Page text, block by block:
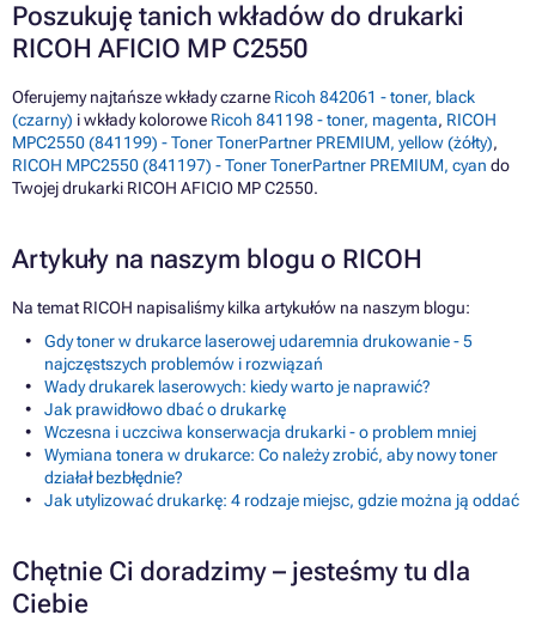
Poszukuję tanich wkładów do drukarki
RICOH AFICIO MP C2550
Oferujemy najtańsze wkłady czarne Ricoh 842061 - toner, black
(czarny) i wkłady kolorowe Ricoh 841198 - toner, magenta, RICOH
MPC2550 (841199) - Toner TonerPartner PREMIUM, yellow (żółty),
RICOH MPC2550 (841197) - Toner TonerPartner PREMIUM, cyan do
Twojej drukarki RICOH AFICIO MP C2550.
Artykuły na naszym blogu o RICOH
Na temat RICOH napisaliśmy kilka artykułów na naszym blogu:
Gdy toner w drukarce laserowej udaremnia drukowanie - 5
najczęstszych problemów i rozwiązań
Wady drukarek laserowych: kiedy warto je naprawić?
Jak prawidłowo dbać o drukarkę
Wczesna i uczciwa konserwacja drukarki - o problem mniej
Wymiana tonera w drukarce: Co należy zrobić, aby nowy toner
działał bezbłędnie?
Jak utylizować drukarkę: 4 rodzaje miejsc, gdzie można ją oddać
Chętnie Ci doradzimy – jesteśmy tu dla
Ciebie